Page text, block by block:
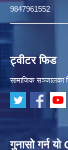
9847961552
ट्वीटर फिड
सामाजिक सञ्जालका
गुनासो गर्न यो